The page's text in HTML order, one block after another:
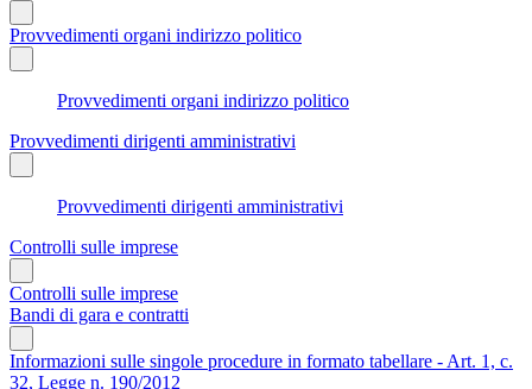
Provvedimenti organi indirizzo politico
Provvedimenti organi indirizzo politico
Provvedimenti dirigenti amministrativi
Provvedimenti dirigenti amministrativi
Controlli sulle imprese
Controlli sulle imprese
Bandi di gara e contratti
Informazioni sulle singole procedure in formato tabellare - Art. 1, c.
32, Legge n. 190/2012